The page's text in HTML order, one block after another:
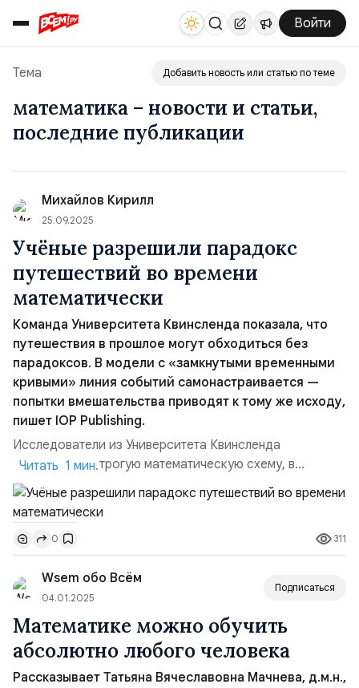
Войти
Тема Добавить новость или статью по теме
математика – новости и статьи,
последние публикации
Михайлов Кирилл
25.09.2025
Учёные разрешили парадокс
путешествий во времени
математически
Команда Университета Квинсленда показала, что
путешествия в прошлое могут обходиться без
парадоксов. В модели с «замкнутыми временными
кривыми» линия событий самонастраивается —
попытки вмешательства приводят к тому же исходу,
пишет IOP Publishing.
Исследователи из Университета Квинсленда
представили строгую математическую схему, в
которой перемещения во времени не ломают
причинность. Ключ — «замкнутые временные кривые»:
траектории, на которых действия человека
согласуются с общей историей мира, а временная
линия сама «подстраивается» так, чтобы не возникало
логических конфликтов. Авторы подчёркив...
Читать 1 мин.
0 311
Wsem обо Всём
04.01.2025
Подписаться
Математике можно обучить
абсолютно любого человека
Рассказывает Татьяна Вячеславовна Мачнева, д.м.н.,